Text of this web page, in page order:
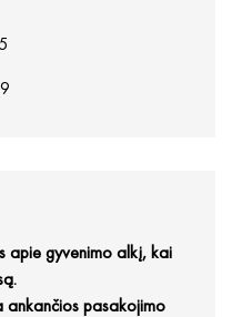
apie gyvenimo alkį, kai
ankančios pasakojimo